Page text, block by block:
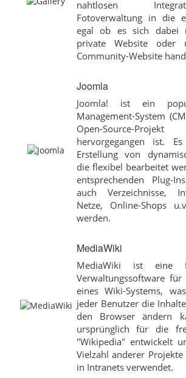
nahtlosen
Fotoverwaltung in die
egal ob es sich dabei
private Website oder
Community-Website
Joomla
Joomla! ist ein
Management-System
Open-Source-
hervorgegangen ist.
Erstellung von
die flexibel bearbeitet
entsprechenden Plug-
auch Verzeichnisse,
Netze, Online-Shops
werden.
MediaWiki
MediaWiki ist eine
Verwaltungssoftware
eines Wiki-Systems,
jeder Benutzer die
den Browser ändern
ursprünglich für die
"Wikipedia" entwickelt
Vielzahl anderer
in Intranets verwendet.